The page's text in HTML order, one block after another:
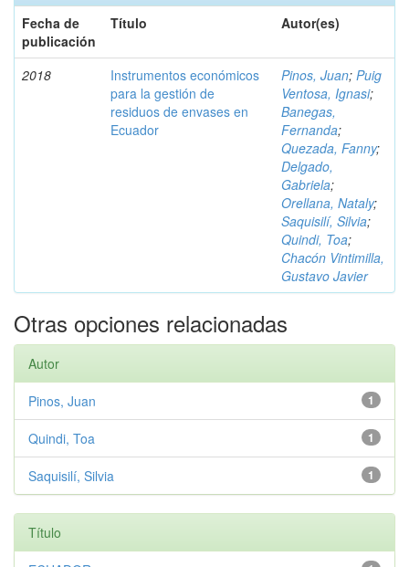
Fecha de
publicación
Título Autor(es)
2018
Instrumentos económicos
para la gestión de
residuos de envases en
Ecuador
Pinos, Juan; Puig
Ventosa, Ignasi;
Banegas,
Fernanda;
Quezada, Fanny;
Delgado,
Gabriela;
Orellana, Nataly;
Saquisilí, Silvia;
Quindi, Toa;
Chacón Vintimilla,
Gustavo Javier
Otras opciones relacionadas
Autor
1
Pinos, Juan
1
Quindi, Toa
1
Saquisilí, Silvia
Título